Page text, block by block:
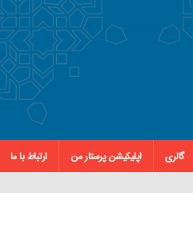
گالری اپلیکیشن پرستار من ارتباط با ما